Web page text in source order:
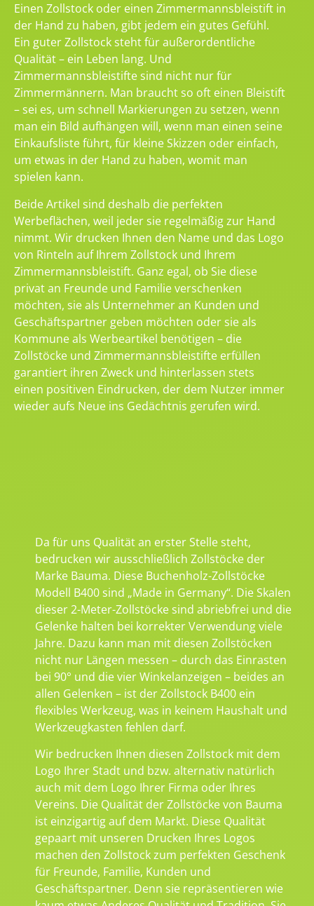
Einen Zollstock oder einen Zimmermannsbleistift in
der Hand zu haben, gibt jedem ein gutes Gefühl.
Ein guter Zollstock steht für außerordentliche
Qualität – ein Leben lang. Und
Zimmermannsbleistifte sind nicht nur für
Zimmermännern. Man braucht so oft einen Bleistift
– sei es, um schnell Markierungen zu setzen, wenn
man ein Bild aufhängen will, wenn man einen seine
Einkaufsliste führt, für kleine Skizzen oder einfach,
um etwas in der Hand zu haben, womit man
spielen kann.
Beide Artikel sind deshalb die perfekten
Werbeflächen, weil jeder sie regelmäßig zur Hand
nimmt. Wir drucken Ihnen den Name und das Logo
von Rinteln auf Ihrem Zollstock und Ihrem
Zimmermannsbleistift. Ganz egal, ob Sie diese
privat an Freunde und Familie verschenken
möchten, sie als Unternehmer an Kunden und
Geschäftspartner geben möchten oder sie als
Kommune als Werbeartikel benötigen – die
Zollstöcke und Zimmermannsbleistifte erfüllen
garantiert ihren Zweck und hinterlassen stets
einen positiven Eindrucken, der dem Nutzer immer
wieder aufs Neue ins Gedächtnis gerufen wird.
Da für uns Qualität an erster Stelle steht,
bedrucken wir ausschließlich Zollstöcke der
Marke Bauma. Diese Buchenholz-Zollstöcke
Modell B400 sind „Made in Germany“. Die Skalen
dieser 2-Meter-Zollstöcke sind abriebfrei und die
Gelenke halten bei korrekter Verwendung viele
Jahre. Dazu kann man mit diesen Zollstöcken
nicht nur Längen messen – durch das Einrasten
bei 90° und die vier Winkelanzeigen – beides an
allen Gelenken – ist der Zollstock B400 ein
flexibles Werkzeug, was in keinem Haushalt und
Werkzeugkasten fehlen darf.
Wir bedrucken Ihnen diesen Zollstock mit dem
Logo Ihrer Stadt und bzw. alternativ natürlich
auch mit dem Logo Ihrer Firma oder Ihres
Vereins. Die Qualität der Zollstöcke von Bauma
ist einzigartig auf dem Markt. Diese Qualität
gepaart mit unseren Drucken Ihres Logos
machen den Zollstock zum perfekten Geschenk
für Freunde, Familie, Kunden und
Geschäftspartner. Denn sie repräsentieren wie